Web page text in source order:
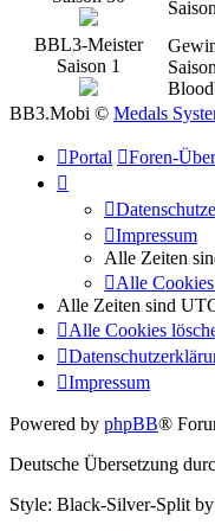
BBL3-Meister
Saison 1
BB3.Mobi © Medals
Portal Foren-
Impressum
Alle Zeiten
Alle
Alle Zeiten sind
Alle Cookies
Impressum
Powered by phpBB®
Deutsche Übersetzung
Style: Black-Silver-Split